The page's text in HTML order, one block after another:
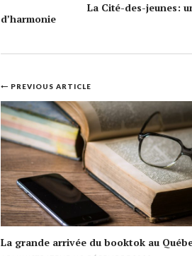
La Cité-des-jeunes:
d’harmonie
Post
navigation
PREVIOUS ARTICLE
La grande arrivée du booktok au